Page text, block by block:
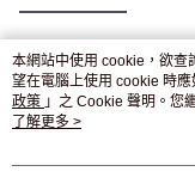
熱門標籤
熱銷排行
本網站中使用 cookie，欲查
望在電腦上使用 cookie 時
政策 」之 Cookie 聲明。您
條款之 Cookie 聲明使用
了解更多 >